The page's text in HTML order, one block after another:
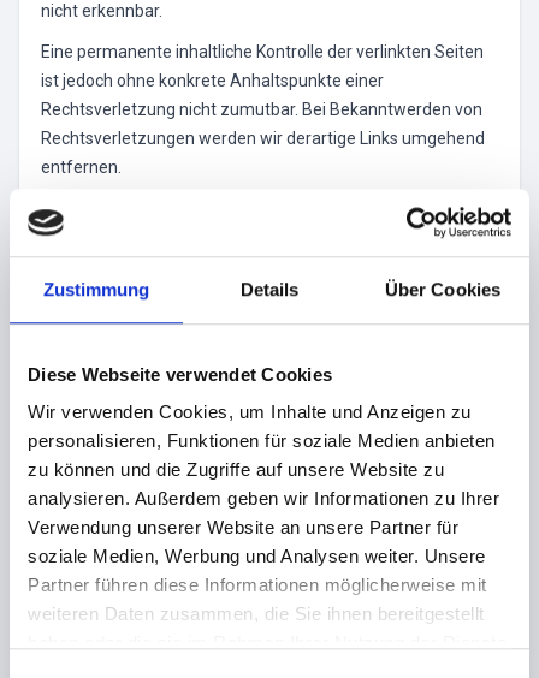
Zustimmung Details Über Cookies
Diese Webseite verwendet Cookies
Wir verwenden Cookies, um Inhalte und Anzeigen zu
personalisieren, Funktionen für soziale Medien anbieten
zu können und die Zugriffe auf unsere Website zu
analysieren. Außerdem geben wir Informationen zu Ihrer
Verwendung unserer Website an unsere Partner für
soziale Medien, Werbung und Analysen weiter. Unsere
Partner führen diese Informationen möglicherweise mit
weiteren Daten zusammen, die Sie ihnen bereitgestellt
nicht erkennbar.
Eine permanente inhaltliche Kontrolle der verlinkten Seiten
ist jedoch ohne konkrete Anhaltspunkte einer
Rechtsverletzung nicht zumutbar. Bei Bekanntwerden von
Rechtsverletzungen werden wir derartige Links umgehend
entfernen.
URHEBERRECHT
Die durch die Seitenbetreiber erstellten Inhalte und Werke
auf diesen Seiten unterliegen dem deutschen Urheberrecht.
bedürfen der schriftlichen Zustimmung des jeweiligen
Autors bzw. Erstellers. Downloads und Kopien dieser Seite
sind nur für den privaten, nicht kommerziellen Gebrauch
gestattet.
Soweit die Inhalte auf dieser Seite nicht vom Betreiber
erstellt wurden, werden die Urheberrechte Dritter beachtet.
Insbesondere werden Inhalte Dritter als solche
gekennzeichnet. Sollten Sie trotzdem auf eine
Urheberrechtsverletzung aufmerksam werden, bitten wir
um einen entsprechenden Hinweis. Bei Bekanntwerden von